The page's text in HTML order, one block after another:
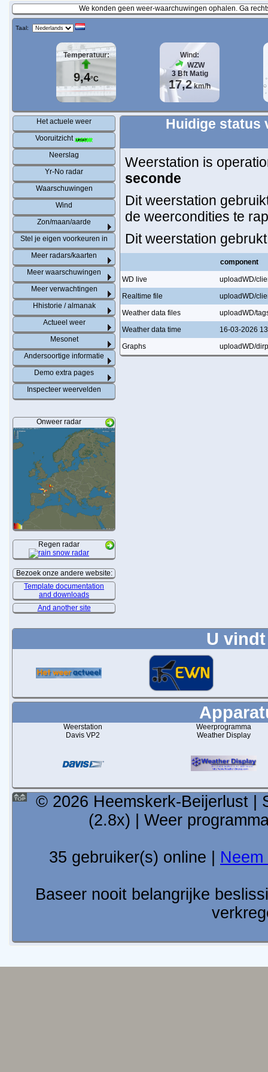
We konden geen weer-waarchuwingen ophalen. Ga
Taal:
Temperatuur:
9,4°C
Wind:
WZW
3Bft Matig
17,2km/h
Het actuele weer
Vooruitzicht
Neerslag
Yr-No radar
Waarschuwingen
Wind
Zon/maan/aarde
Stel je eigen voorkeuren in
Meer radars/kaarten
Meer waarschuwingen
Meer verwachtingen
Hhistorie / almanak
Actueel weer
Mesonet
Andersoortige informatie
Demo extra pages
Inspecteer weervelden
Onweer radar
Regen radar
Bezoek onze andere website:
Template documentation
and downloads
And another site
Huidige status
Weerstation is
seconde
Dit weerstation
de weercondities te
Dit weerstation
component
WD live
uploadWD/
Realtime file
uploadWD/
Weather data files
uploadWD/
Weather data time
16-03-2026
Graphs
uploadWD/
U
Weerstation
Davis VP2
Weerprogramma
Weather Display
© 2026 Heemskerk-Beijerlust |
(2.8x) | Weer
35 gebruiker(s) online |
Baseer nooit belangrijke